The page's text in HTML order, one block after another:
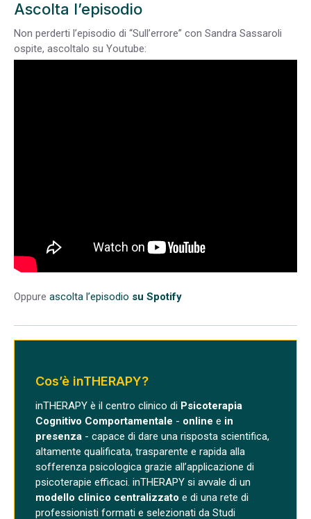
Ascolta l’episodio
Non perderti l’episodio di “Sull’errore” con Sandra Sassaroli
ospite, ascoltalo su Youtube:
Oppure ascolta l’episodio su Spotify
Cos’è inTHERAPY?
inTHERAPY è il centro clinico di Psicoterapia
Cognitivo Comportamentale - online e in
presenza - capace di dare una risposta scientifica,
altamente qualificata, trasparente e rapida alla
sofferenza psicologica grazie all’applicazione di
psicoterapie efficaci. inTHERAPY si avvale di un
modello clinico centralizzato e di una rete di
professionisti formati e selezionati da Studi